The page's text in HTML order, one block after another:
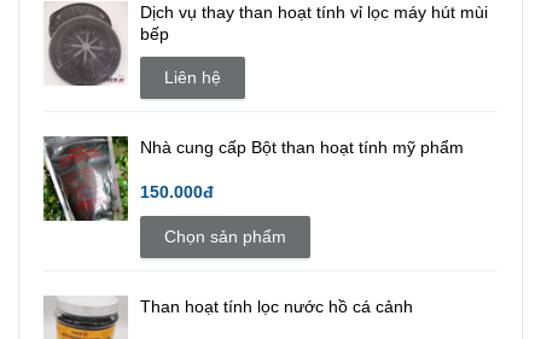
Dịch vụ thay than hoạt tính vỉ lọc máy hút mùi
bếp
Liên hệ
Nhà cung cấp Bột than hoạt tính mỹ phẩm
150.000đ
Chọn sản phẩm
Than hoạt tính lọc nước hồ cá cảnh